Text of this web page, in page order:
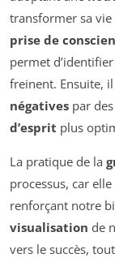
transformer sa
prise de
permet
freinent. Ensuite,
négatives par
d’esprit plus
La pratique de la
processus, car
renforçant notre
visualisation de
vers le succès,